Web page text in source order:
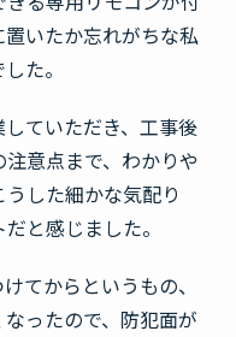
いたか忘れがちな私
た。
ていただき、工事後
意点まで、わかりや
した細かな気配り
と感じました。
てからというもの、
ったので、防犯面が